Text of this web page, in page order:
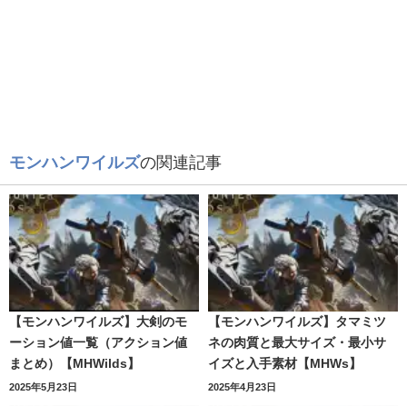
モンハンワイルズの関連記事
【モンハンワイルズ】大剣のモ
ーション値一覧（アクション値
まとめ）【MHWilds】
2025年5月23日
【モンハンワイルズ】タマミツ
ネの肉質と最大サイズ・最小サ
イズと入手素材【MHWs】
2025年4月23日